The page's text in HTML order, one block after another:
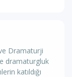
Dramaturji
dramaturgluk
katıldığı